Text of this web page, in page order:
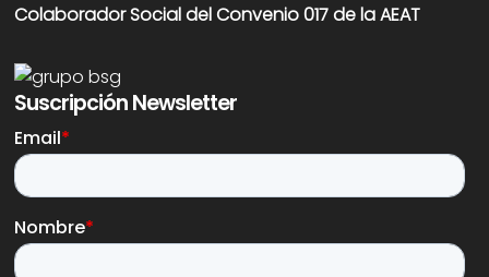
Colaborador Social del Convenio 017 de la AEAT
Suscripción Newsletter